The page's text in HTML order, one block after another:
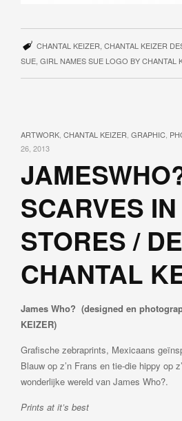
CHANTAL KEIZER, CHANTAL KEIZER
SUE, GIRL NAMES SUE LOGO BY CHANTAL
ARTWORK, CHANTAL KEIZER, GRAPHIC,
26, 2013
SCARVES IN
STORES /
CHANTAL
James Who? (designed en
KEIZER)
Grafische zebraprints, Mexicaans
Blauw op z’n Frans en tie-die hippy op
wonderlijke wereld van James Who?.
Prints at it’s best